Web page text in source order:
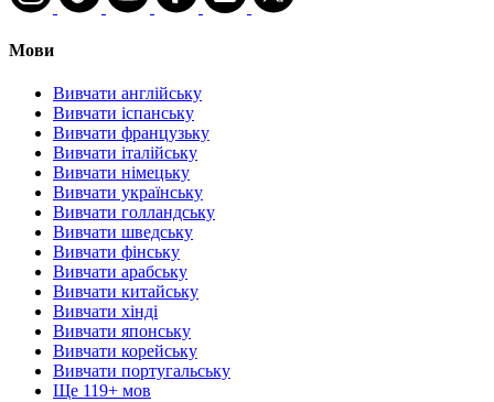
Мови
Вивчати англійську
Вивчати іспанську
Вивчати французьку
Вивчати італійську
Вивчати німецьку
Вивчати українську
Вивчати голландську
Вивчати шведську
Вивчати фінську
Вивчати арабську
Вивчати китайську
Вивчати хінді
Вивчати японську
Вивчати корейську
Вивчати португальську
Ще 119+ мов